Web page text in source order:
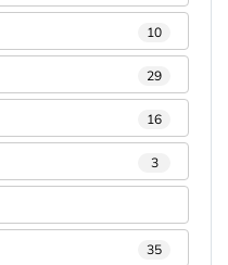
10
29
16
3
35